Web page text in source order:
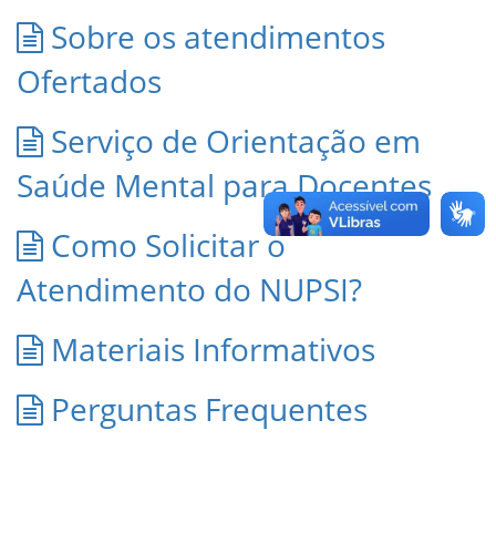
Sobre os atendimentos
Ofertados
Serviço de Orientação em
Saúde Mental para Docentes
Como Solicitar o
Atendimento do NUPSI?
Materiais Informativos
Perguntas Frequentes